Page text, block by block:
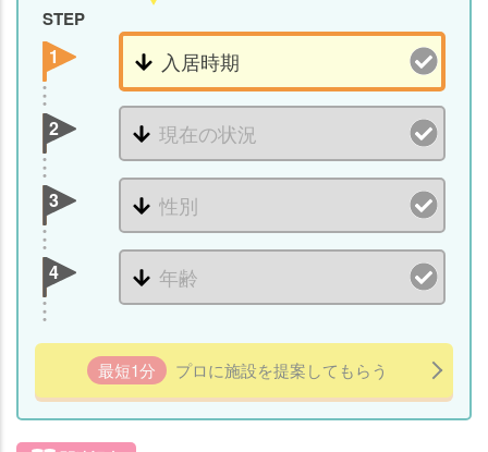
STEP
1
2
3
4
最短1分 プロに施設を提案してもらう